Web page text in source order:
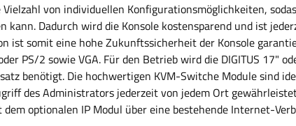
von individuellen Konfigurationsmöglichkeiten,
kann. Dadurch wird die Konsole kostensparend und ist
ist somit eine hohe Zukunftssicherheit der Konsole
PS/2 sowie VGA. Für den Betrieb wird die DIGITUS 17"
benötigt. Die hochwertigen KVM-Switche Module sind
des Administrators jederzeit von jedem Ort
optionalen IP Modul über eine bestehende Internet-